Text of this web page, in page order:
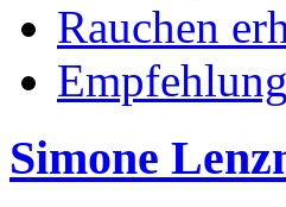
Rauchen
Simone